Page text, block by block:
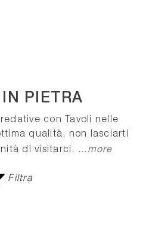
IN PIETRA
con Tavoli nelle
qualità, non lasciarti
di visitarci. ...more
Filtra